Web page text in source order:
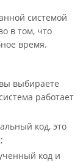
системой
в том, что
время.
выбираете
работает
код, это
код и